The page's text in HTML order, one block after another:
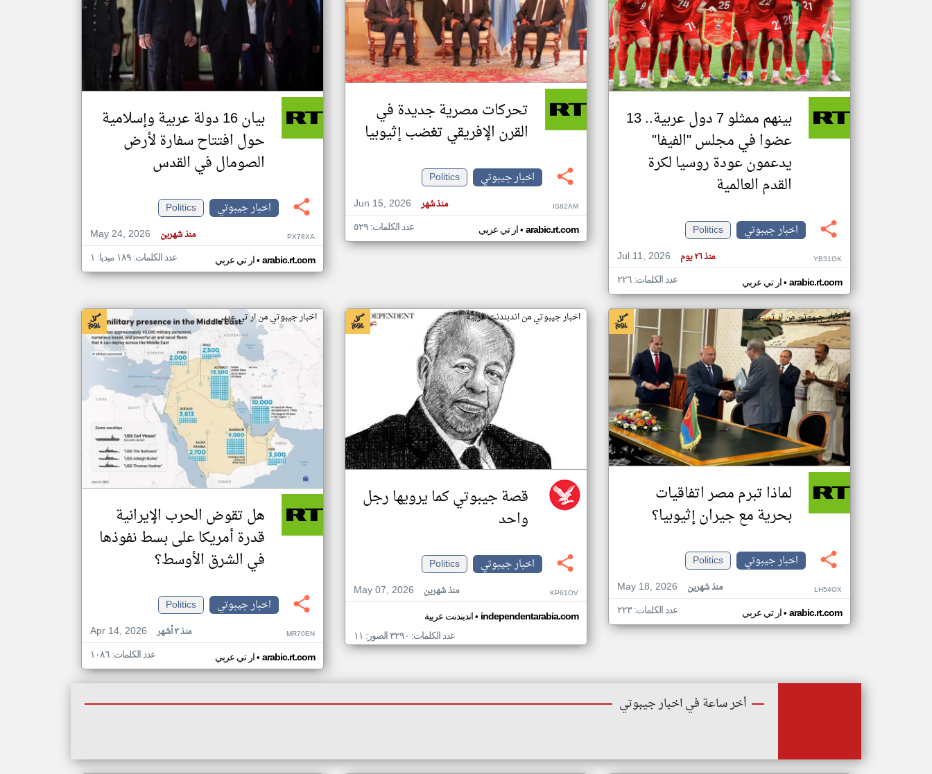
تغيير الدولة
مصادر الأخبار من جيبوتي
اخبار جيبوتي على مدار الساعة
بينهم ممثلو 7 دول عربية.. 13
عضوا في مجلس "الفيفا"
يدعمون عودة روسيا لكرة
القدم العالمية
اخبار جيبوتي
Politics
Jul 11, 2026
منذ ٢٦ يوم YB31GK
ار تي عربي• arabic.rt.com عدد الكلمات: ٢٢٦
تحركات مصرية جديدة في
القرن الإفريقي تغضب إثيوبيا
اخبار جيبوتي
Politics
Jun 15, 2026
منذ شهر IS82AM
ار تي عربي• arabic.rt.com عدد الكلمات: ٥٢٩
بيان 16 دولة عربية وإسلامية
حول افتتاح سفارة لأرض
الصومال في القدس
اخبار جيبوتي
Politics
May 24, 2026
منذ شهرين PX78XA
ار تي عربي• arabic.rt.com عدد الكلمات: ١٨٩ ميديا: ١
اخبار جيبوتي من ار تي عربي
لماذا تبرم مصر اتفاقيات
بحرية مع جيران إثيوبيا؟
اخبار جيبوتي
Politics
May 18, 2026
منذ شهرين LH54OX
ار تي عربي• arabic.rt.com عدد الكلمات: ٢٢٣
اخبار جيبوتي من اندبندنت عربية
قصة جيبوتي كما يرويها رجل
واحد
اخبار جيبوتي
Politics
May 07, 2026
منذ شهرين KP61OV
اندبندنت عربية• independentarabia.com
عدد الكلمات: ٣٢٩٠ الصور: ١١
اخبار جيبوتي من ار تي عربي
هل تقوض الحرب الإيرانية
قدرة أمريكا على بسط نفوذها
في الشرق الأوسط؟
اخبار جيبوتي
Politics
Apr 14, 2026
منذ ٣ أشهر MR70EN
ار تي عربي• arabic.rt.com عدد الكلمات: ١٠٨٦
أخر ساعة في اخبار جيبوتي
klyoum.com